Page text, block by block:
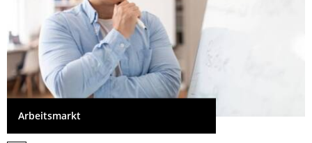
Arbeitsmarkt